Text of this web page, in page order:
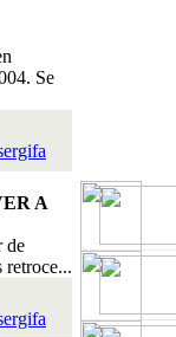
Se
A
de
retroce...